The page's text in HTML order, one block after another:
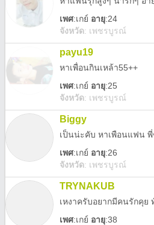
เพศ:เกย์ อายุ:24
จังหวัด: เพชรบูรณ์
payu19
หาเพื่อนกินเหล้า55++
เพศ:เกย์ อายุ:25
จังหวัด: เพชรบูรณ์
Biggy
เป็นน่ะคับ หาเพือนแฟน พี่
เพศ:เกย์ อายุ:26
จังหวัด: เพชรบูรณ์
TRYNAKUB
เหงาครับอยากมีคนรักคุย
เพศ:เกย์ อายุ:38